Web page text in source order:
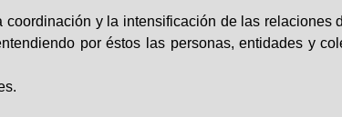
y la intensificación de las relaciones
por éstos las personas, entidades y